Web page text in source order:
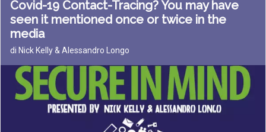
Covid-19 Contact-Tracing? You may have
seen it mentioned once or twice in the
media
di Nick Kelly & Alessandro Longo